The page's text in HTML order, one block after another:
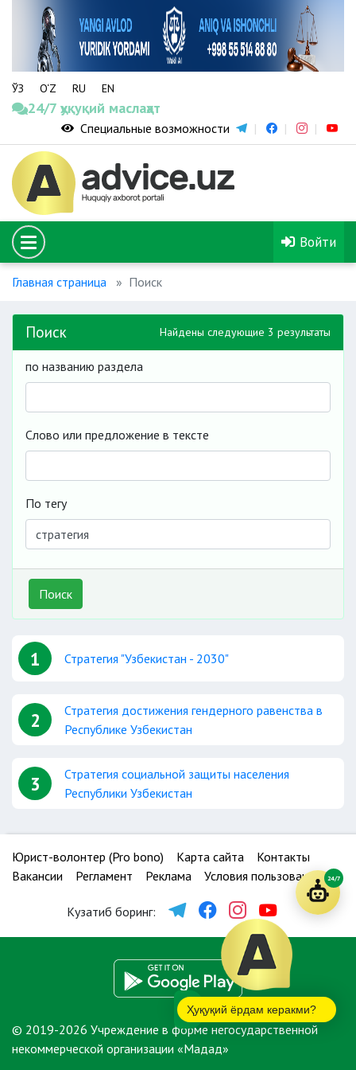
ЎЗ O‘Z RU EN
24/7 ҳуқуқий маслаҳат
Специальные возможности
Войти
Главная страница Поиск
Поиск Найдены следующие 3 результаты
по названию раздела
Слово или предложение в тексте
По тегу
Поиск
1 Стратегия "Узбекистан - 2030"
2
Стратегия достижения гендерного равенства в
Республике Узбекистан
3
Стратегия социальной защиты населения
Республики Узбекистан
Юрист-волонтер (Pro bono) Карта сайта
Контакты
Вакансии
Регламент Реклама Условия пользования
Кузатиб боринг:
© 2019-2026 Учреждение в форме негосударственной
некоммерческой организации «Мадад»
Ҳуқуқий ёрдам керакми?
24/7